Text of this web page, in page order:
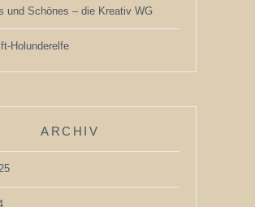
und Schönes – die Kreativ WG
Holunderelfe
ARCHIV